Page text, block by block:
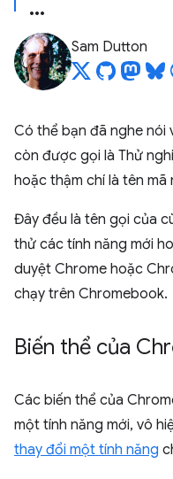
Sam Dutton
Có thể bạn đã nghe nói
còn được gọi là Thử
hoặc thậm chí là tên mã
Đây đều là tên gọi của
thử các tính năng mới
duyệt Chrome hoặc
chạy trên Chromebook.
Biến thể của
Các biến thể của
một tính năng mới, vô
thay đổi một tính năng